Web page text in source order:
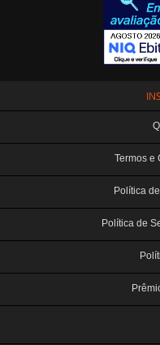
Termos e
Política
Política de